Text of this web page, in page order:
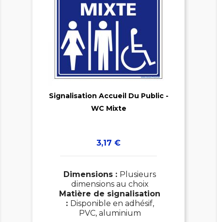

Signalisation Accueil Du Public -
WC Mixte
Prix
3,17 €
Dimensions : Plusieurs
dimensions au choix
Matière de signalisation
: Disponible en adhésif,
PVC, aluminium